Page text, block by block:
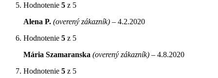
Hodnotenie 5 z 5
Alena P. (overený zákazník) – 4.2.2020
Hodnotenie 5 z 5
Mária Szamaranska (overený zákazník) – 4.8.2020
Hodnotenie 5 z 5